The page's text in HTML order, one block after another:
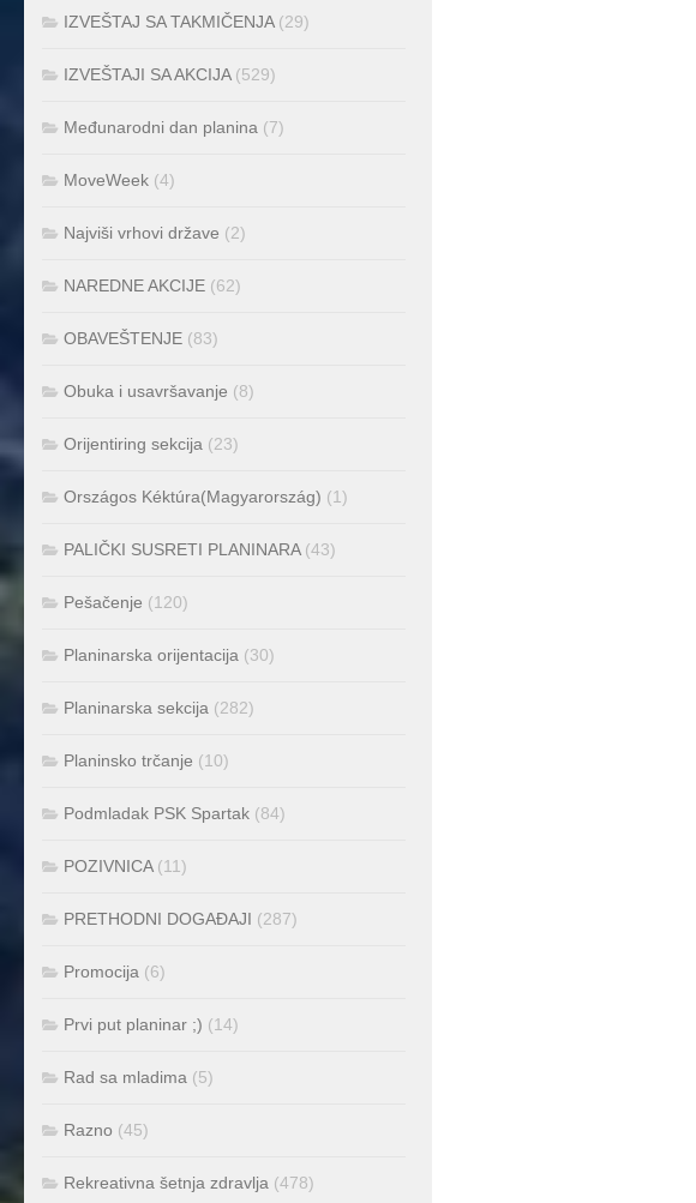
IZVEŠTAJ SA TAKMIČENJA(29)
IZVEŠTAJI SA AKCIJA(529)
Međunarodni dan planina (7)
MoveWeek (4)
Najviši vrhovi države (2)
NAREDNE AKCIJE (62)
OBAVEŠTENJE (83)
Obuka i usavršavanje (8)
Orijentiring sekcija (23)
Országos Kéktúra(Magyarország) (1)
PALIČKI SUSRETI PLANINARA(43)
Pešačenje (120)
Planinarska orijentacija (30)
Planinarska sekcija (282)
Planinsko trčanje (10)
Podmladak PSK Spartak (84)
POZIVNICA(11)
PRETHODNI DOGAĐAJI (287)
Promocija (6)
Prvi put planinar ;) (14)
Rad sa mladima (5)
Razno (45)
Rekreativna šetnja zdravlja (478)